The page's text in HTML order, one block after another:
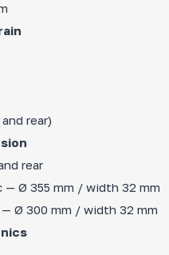
rear)
rear
— Ø 355 mm / width 32 mm
Ø 300 mm / width 32 mm